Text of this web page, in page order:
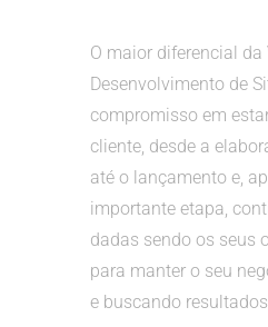
O maior diferencial da
Desenvolvimento de
compromisso em
cliente, desde a
até o lançamento e,
importante etapa,
dadas sendo os seus
para manter o seu
e buscando resultados.